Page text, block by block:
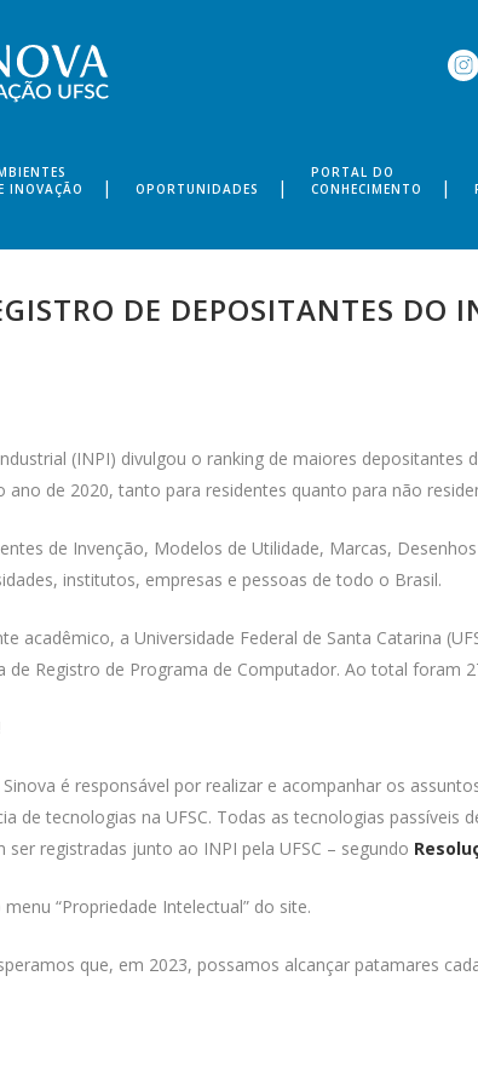
INOVAÇÃO
OPORTUNIDADES
PORTAL DO
CONHECIMENTO
DE DEPOSITANTES DO
(INPI) divulgou o ranking de maiores depositantes
ano de 2020, tanto para residentes quanto para não
de Invenção, Modelos de Utilidade, Marcas,
institutos, empresas e pessoas de todo o Brasil.
acadêmico, a Universidade Federal de Santa Catarina
de Registro de Programa de Computador. Ao total foram
é responsável por realizar e acompanhar os
de tecnologias na UFSC. Todas as tecnologias passíveis
registradas junto ao INPI pela UFSC – segundo
“Propriedade Intelectual” do site.
que, em 2023, possamos alcançar patamares